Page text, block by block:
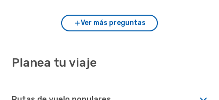
Ver más preguntas
Planea tu viaje